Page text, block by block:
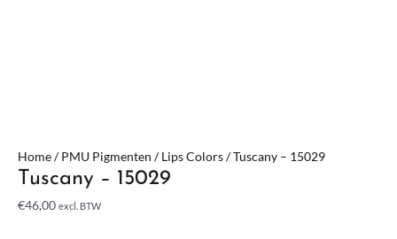
Home/PMU Pigmenten /Lips Colors/ Tuscany – 15029
Tuscany – 15029
€46,00 excl. BTW